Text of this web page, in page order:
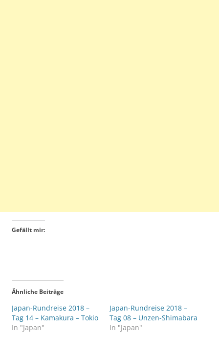
Gefällt mir:
Ähnliche Beiträge
Japan-Rundreise 2018 –
Tag 14 – Kamakura – Tokio
In "Japan"
Japan-Rundreise 2018 –
Tag 08 – Unzen-Shimabara
In "Japan"